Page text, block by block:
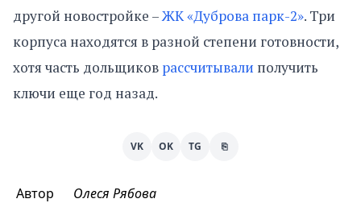
другой новостройке –ЖК «Дуброва парк-2». Три
корпуса находятся в разной степени готовности,
хотя часть дольщиков рассчитывали получить
ключи еще год назад.
VK OK TG ⎘
Автор Олеся Рябова